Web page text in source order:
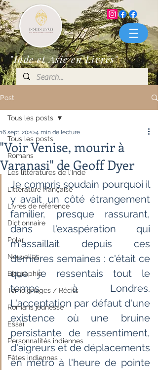
"Inde et Asie en Livres"
Post
Tous les posts
Romans
Les littératures de l'Inde
Littérature française
Livres de référence
Dictionnaire
Polar
Nouvelles
Biographie
Témoignages / Récits
Romans jeunesse
Essai
Personnalités indiennes
Fêtes indiennes
Tous les posts
"Voir Venise, mourir à
Varanasi" de Geoff Dyer
16 sept. 20204 min de lecture
Je compris soudain pourquoi il
y avait un côté étrangement
familier, presque rassurant,
dans l'exaspération qui
m'assaillait depuis ces
dernières semaines : c'était ce
que je ressentais tout le
temps à Londres.
L'acceptation par défaut d'une
existence où une bruine
persistante de ressentiment,
d'aigreurs et de déplacements
en métro à l'heure de pointe